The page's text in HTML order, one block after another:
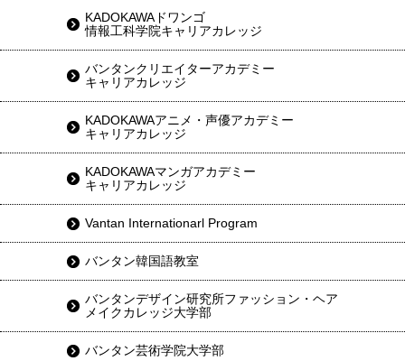
KADOKAWAドワンゴ
情報工科学院キャリアカレッジ
バンタンクリエイターアカデミー
キャリアカレッジ
KADOKAWAアニメ・声優アカデミー
キャリアカレッジ
KADOKAWAマンガアカデミー
キャリアカレッジ
Vantan Internationarl Program
バンタン韓国語教室
バンタンデザイン研究所ファッション・ヘア
メイクカレッジ大学部
バンタン芸術学院大学部